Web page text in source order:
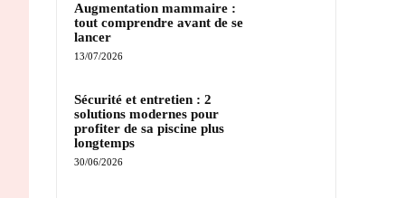
Augmentation mammaire :
tout comprendre avant de se
lancer
13/07/2026
Sécurité et entretien : 2
solutions modernes pour
profiter de sa piscine plus
longtemps
30/06/2026